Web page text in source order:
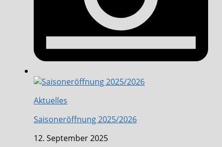
Aktuelles
Saisoneröffnung 2025/2026
12. September 2025